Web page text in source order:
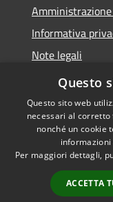
Informativa
Note legali
Dichiarazione
Accessibilità
Questo
Questo sito web
necessari al
nonché un cookie
Per maggiori dettagli,
ACCETTA